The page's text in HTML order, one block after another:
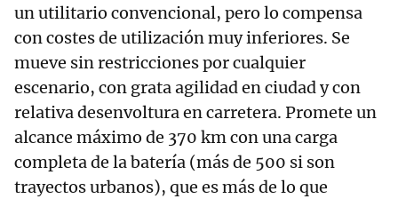
un utilitario convencional, pero lo compensa
con costes de utilización muy inferiores. Se
mueve sin restricciones por cualquier
escenario, con grata agilidad en ciudad y con
relativa desenvoltura en carretera. Promete un
alcance máximo de 370 km con una carga
completa de la batería (más de 500 si son
trayectos urbanos), que es más de lo que